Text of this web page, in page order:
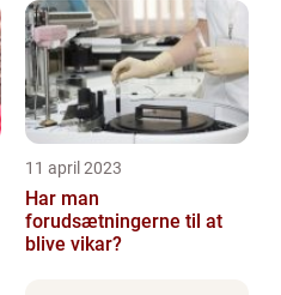
11 april 2023
Har man
forudsætningerne til at
blive vikar?